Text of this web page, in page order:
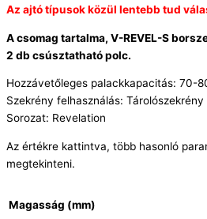
Az ajtó típusok közül lentebb tud
A csomag tartalma, V-REVEL-S
2 db csúsztatható polc.
Hozzávetőleges palackkapacitás: 70-
Szekrény felhasználás: Tárolószekrény
Sorozat: Revelation
Az értékre kattintva, több hasonló
megtekinteni.
Magasság (mm)